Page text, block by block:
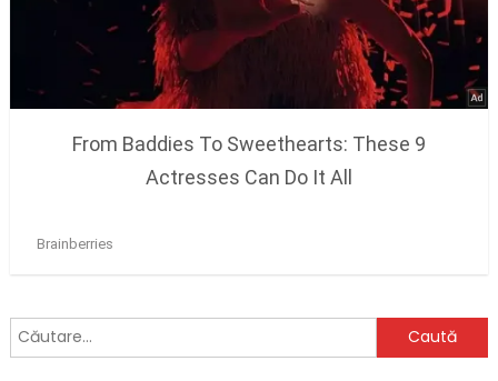
Caută
după: